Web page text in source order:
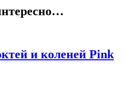
и коленей Pink